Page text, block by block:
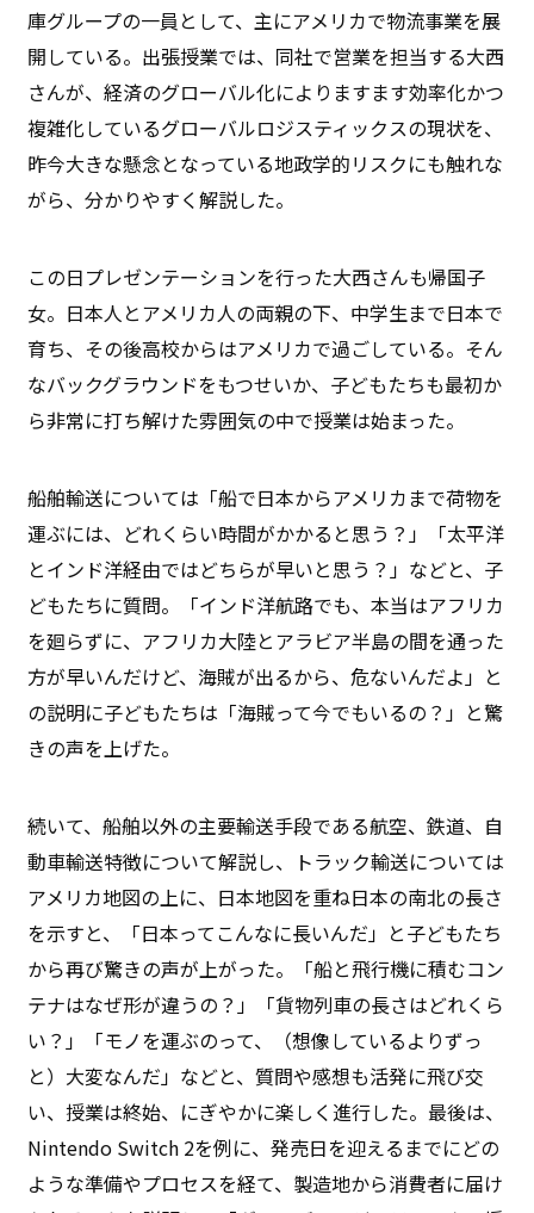
庫グループの一員として、主にアメリカで物流事業を展
開している。出張授業では、同社で営業を担当する大西
さんが、経済のグローバル化によりますます効率化かつ
複雑化しているグローバルロジスティックスの現状を、
昨今大きな懸念となっている地政学的リスクにも触れな
がら、分かりやすく解説した。
この日プレゼンテーションを行った大西さんも帰国子
女。日本人とアメリカ人の両親の下、中学生まで日本で
育ち、その後高校からはアメリカで過ごしている。そん
なバックグラウンドをもつせいか、子どもたちも最初か
ら非常に打ち解けた雰囲気の中で授業は始まった。
船舶輸送については「船で日本からアメリカまで荷物を
運ぶには、どれくらい時間がかかると思う？」「太平洋
とインド洋経由ではどちらが早いと思う？」などと、子
どもたちに質問。「インド洋航路でも、本当はアフリカ
を廻らずに、アフリカ大陸とアラビア半島の間を通った
方が早いんだけど、海賊が出るから、危ないんだよ」と
の説明に子どもたちは「海賊って今でもいるの？」と驚
きの声を上げた。
続いて、船舶以外の主要輸送手段である航空、鉄道、自
動車輸送特徴について解説し、トラック輸送については
アメリカ地図の上に、日本地図を重ね日本の南北の長さ
を示すと、「日本ってこんなに長いんだ」と子どもたち
から再び驚きの声が上がった。「船と飛行機に積むコン
テナはなぜ形が違うの？」「貨物列車の長さはどれくら
い？」「モノを運ぶのって、（想像しているよりずっ
と）大変なんだ」などと、質問や感想も活発に飛び交
い、授業は終始、にぎやかに楽しく進行した。最後は、
Nintendo Switch 2を例に、発売日を迎えるまでにどの
ような準備やプロセスを経て、製造地から消費者に届け